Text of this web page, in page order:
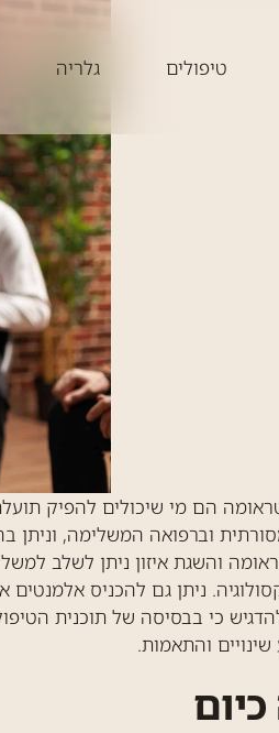
טיפולים גלריה
הם מי שיכולים להפיק
וברפואה המשלימה,
והשגת איזון ניתן לשלב
ניתן גם להכניס
כי בבסיסה של תוכנית
והתאמות.